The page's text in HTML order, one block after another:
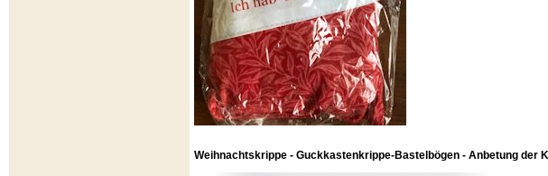
Weihnachtskrippe - Guckkastenkrippe-Bastelbögen - Anbetung der